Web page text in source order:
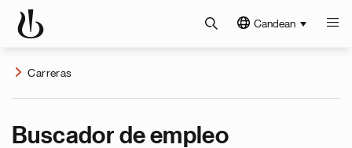
Candean
Carreras
Buscador de empleo